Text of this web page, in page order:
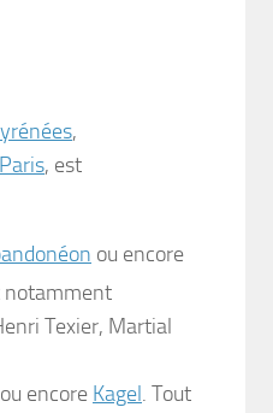
,
Paris, est
ou encore
notamment
Texier, Martial
ou encore Kagel. Tout